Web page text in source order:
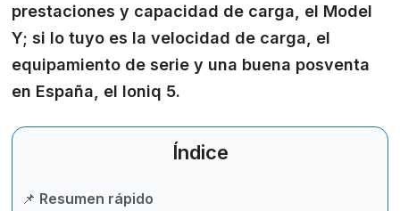
prestaciones y capacidad de carga, el Model
Y; si lo tuyo es la velocidad de carga, el
equipamiento de serie y una buena posventa
en España, el Ioniq 5.
Índice
📌 Resumen rápido